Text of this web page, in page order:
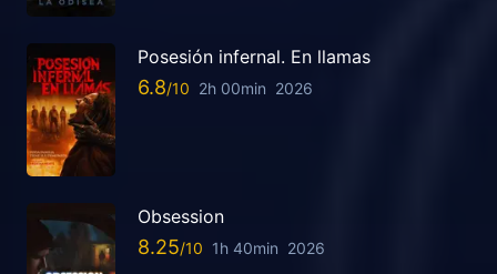
Posesión infernal. En llamas
6.8 2h 00min 2026
Obsession
8.25 1h 40min 2026